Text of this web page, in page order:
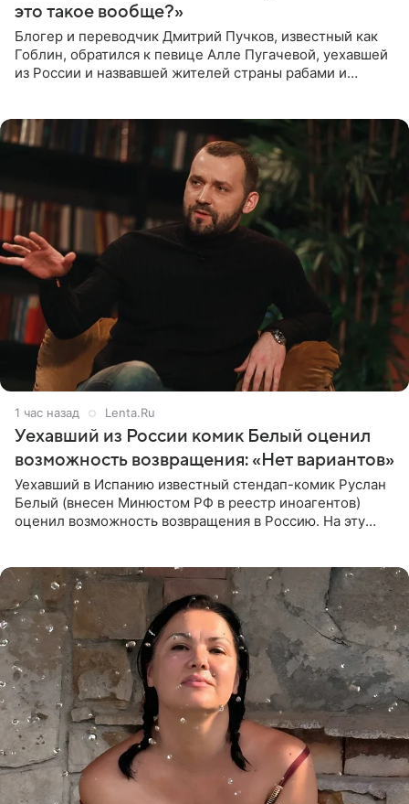
это такое вообще?»
Блогер и переводчик Дмитрий Пучков, известный как
Гоблин, обратился к певице Алле Пугачевой, уехавшей
из России и назвавшей жителей страны рабами и
1 час назад Lenta.Ru
Уехавший из России комик Белый оценил
возможность возвращения: «Нет вариантов»
Уехавший в Испанию известный стендап-комик Руслан
Белый (внесен Минюстом РФ в реестр иноагентов)
оценил возможность возвращения в Россию. На эту